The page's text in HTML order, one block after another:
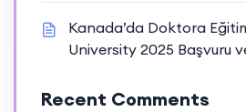
Kanada’da Doktora
University 2025 Başvuru
Recent Comments